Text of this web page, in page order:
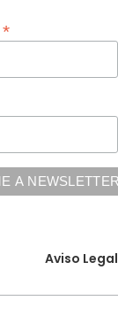
*
Aviso Legal